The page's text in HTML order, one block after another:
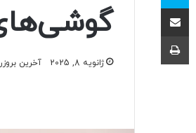
ژانویه 8, 2025 آخرین